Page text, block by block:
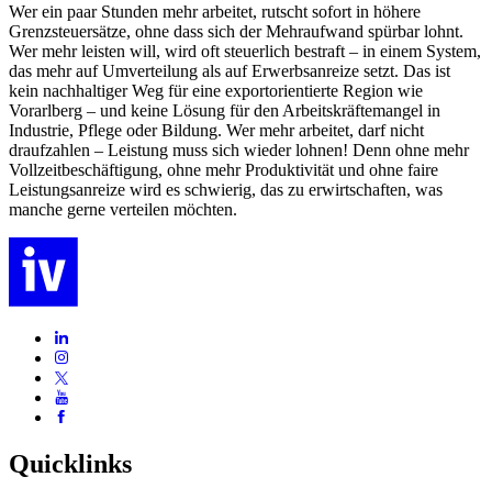
Wer ein paar Stunden mehr arbeitet, rutscht sofort in höhere
Grenzsteuersätze, ohne dass sich der Mehraufwand spürbar lohnt.
Wer mehr leisten will, wird oft steuerlich bestraft – in einem System,
das mehr auf Umverteilung als auf Erwerbsanreize setzt. Das ist
kein nachhaltiger Weg für eine exportorientierte Region wie
Vorarlberg – und keine Lösung für den Arbeitskräftemangel in
Industrie, Pflege oder Bildung. Wer mehr arbeitet, darf nicht
draufzahlen – Leistung muss sich wieder lohnen! Denn ohne mehr
Vollzeitbeschäftigung, ohne mehr Produktivität und ohne faire
Leistungsanreize wird es schwierig, das zu erwirtschaften, was
manche gerne verteilen möchten.
Quicklinks